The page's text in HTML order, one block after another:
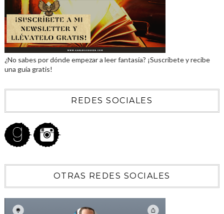
¿No sabes por dónde empezar a leer fantasía? ¡Suscríbete y recibe
una guía gratis!
REDES SOCIALES
OTRAS REDES SOCIALES